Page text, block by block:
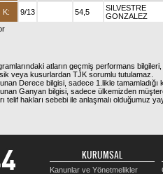
K: 9/13 54,5
SILVESTRE
GONZALEZ
atların geçmiş performans
veya kusurlardan TJK sorumlu tutulamaz.
Derece bilgisi, sadece 1.likle tamamladığı
Ganyan bilgisi, sadece ülkemizden
telif hakları sebebi ile anlaşmalı olduğumuz
KURUMSAL
Kanunlar ve Yönetmelikler